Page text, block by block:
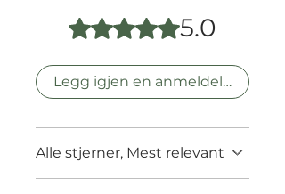
Gitt 5 av 5 stjerner.5.0
Legg igjen en anmeldelse
Alle stjerner, Mest relevant